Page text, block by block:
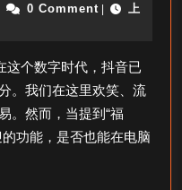
0 Comment
上
这个数字时代，抖音已
。我们在这里欢笑、流
。然而，当提到“福
功能，是否也能在电脑